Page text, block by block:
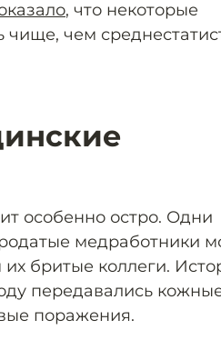
, что некоторые
чем
особенно остро. Одни
медработники
бритые коллеги.
передавались
поражения.